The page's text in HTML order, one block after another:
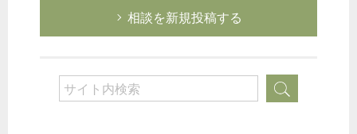
相談を新規投稿する